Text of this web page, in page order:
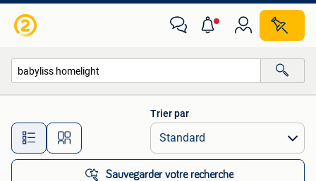
Toutes les distances…
Trier par
Sauvegarder votre recherche